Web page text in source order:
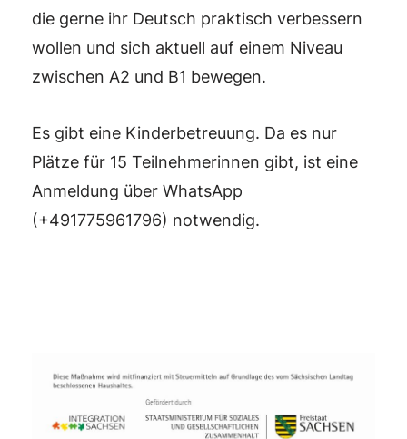
die gerne ihr Deutsch praktisch verbessern
wollen und sich aktuell auf einem Niveau
zwischen A2 und B1 bewegen.
Es gibt eine Kinderbetreuung. Da es nur
Plätze für 15 Teilnehmerinnen gibt, ist eine
Anmeldung über WhatsApp
(+491775961796) notwendig.